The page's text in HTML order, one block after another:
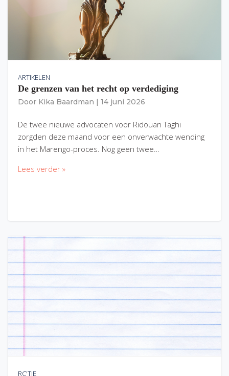
ARTIKELEN
De grenzen van het recht op verdediging
Door Kika Baardman 14 juni 2026
De twee nieuwe advocaten voor Ridouan Taghi
zorgden deze maand voor een onverwachte wending
in het Marengo-proces. Nog geen twee…
Lees verder »
RC'TJE